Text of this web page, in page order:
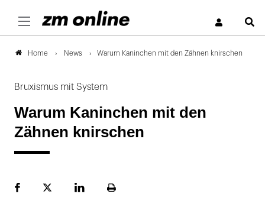
Home News Warum Kaninchen mit den Zähnen knirschen
Bruxismus mit System
Warum Kaninchen mit den
Zähnen knirschen
FacebookPlattformLinekdInSeite